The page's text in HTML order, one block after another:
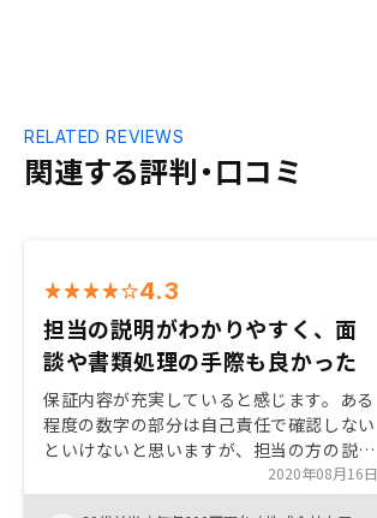
関連する評判・口コミ
RELATED REVIEWS
4.3
担当の説明がわかりやすく、面
談や書類処理の手際も良かった
保証内容が充実していると感じます。ある
程度の数字の部分は自己責任で確認しない
といけないと思いますが、担当の方の説明
もわかりやすく、納得できる部分が多かっ
たです。あとあらゆるスピード感がとにか
2020年08月16日